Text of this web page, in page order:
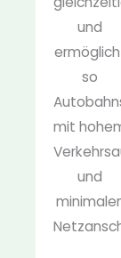
und
so
mit
und